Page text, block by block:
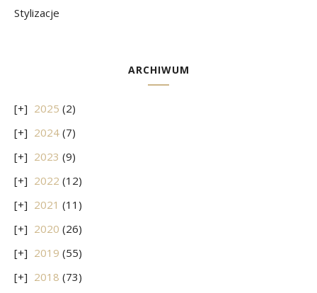
Stylizacje
ARCHIWUM
2025 (2)
2024 (7)
2023 (9)
2022 (12)
2021 (11)
2020 (26)
2019 (55)
2018 (73)